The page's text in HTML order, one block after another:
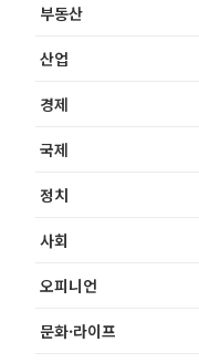
부동산
산업
경제
국제
정치
사회
오피니언
문화·라이프